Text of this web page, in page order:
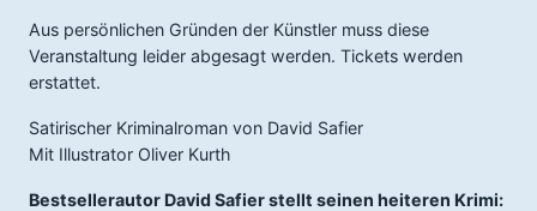
Aus persönlichen Gründen der Künstler muss diese
Veranstaltung leider abgesagt werden. Tickets werden
erstattet.
Satirischer Kriminalroman von David Safier
Mit Illustrator Oliver Kurth
Bestsellerautor David Safier stellt seinen heiteren Krimi: